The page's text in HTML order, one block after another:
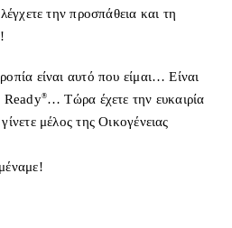
την προσπάθεια και τη
είναι αυτό που είμαι… Είναι
Ready®… Τώρα έχετε την ευκαιρία
μέλος της Οικογένειας